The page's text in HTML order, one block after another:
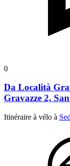
0
Da Località
Gravazze 2,
Itinéraire à vélo à